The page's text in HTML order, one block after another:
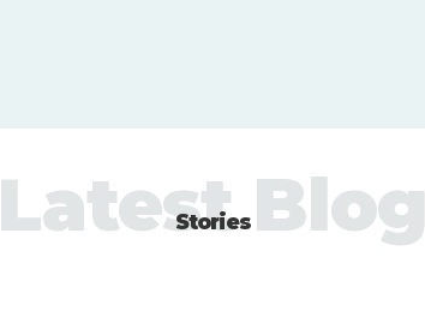
Stories
Latest Blog